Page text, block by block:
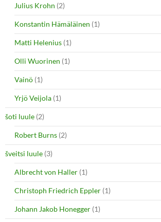
Julius Krohn (2)
Konstantin Hämäläinen (1)
Matti Helenius (1)
Olli Wuorinen (1)
Vainö (1)
Yrjö Veijola (1)
šoti luule (2)
Robert Burns (2)
šveitsi luule (3)
Albrecht von Haller (1)
Christoph Friedrich Eppler (1)
Johann Jakob Honegger (1)